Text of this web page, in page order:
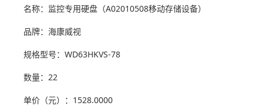
名称：监控专用硬盘（A02010508移动存储设备）
品牌：海康威视
规格型号：WD63HKVS-78
数量：22
单价（元）：1528.0000